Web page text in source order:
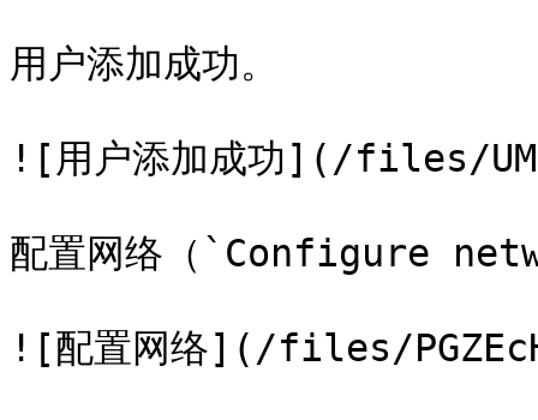
用户添加成功。
![用户添加成功](/files/
配置网络（`Configure
![配置网络](/files/